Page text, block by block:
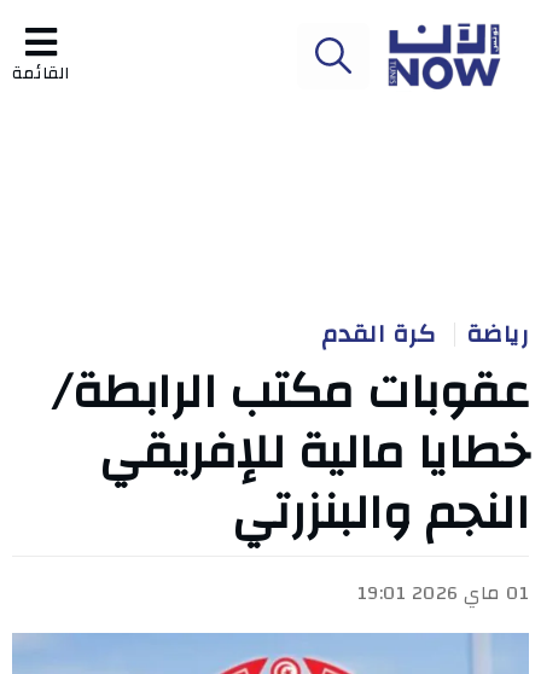
القائمة
رياضة كرة القدم
عقوبات مكتب الرابطة/
خطايا مالية للإفريقي
النجم والبنزرتي
01 ماي 2026 19:01